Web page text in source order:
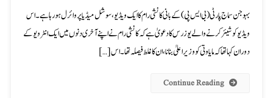
بہوجن سماج پارٹی (بی ایس پی) کے بانی کانشی رام کا ایک ویڈیو، سوشل میڈیا پر وائرل ہو رہا ہے۔ اس
ویڈیو کو شیئر کرنے والے یوزرس کا دعویٰ ہے کہ کانشی رام نے اپنے آخری دنوں میں ایک انٹرویو کے
دوران کہا تھا کہ مایاوتی کو وزیراعلیٰ بنانا، ان کا غلط فیصلہ تھا۔ اس […]
Continue Reading